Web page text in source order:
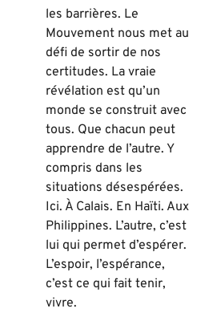
les barrières. Le
Mouvement nous met au
défi de sortir de nos
certitudes. La vraie
révélation est qu’un
monde se construit avec
tous. Que chacun peut
apprendre de l’autre. Y
compris dans les
situations désespérées.
Ici. À Calais. En Haïti. Aux
Philippines. L’autre, c’est
lui qui permet d’espérer.
L’espoir, l’espérance,
c’est ce qui fait tenir,
vivre.